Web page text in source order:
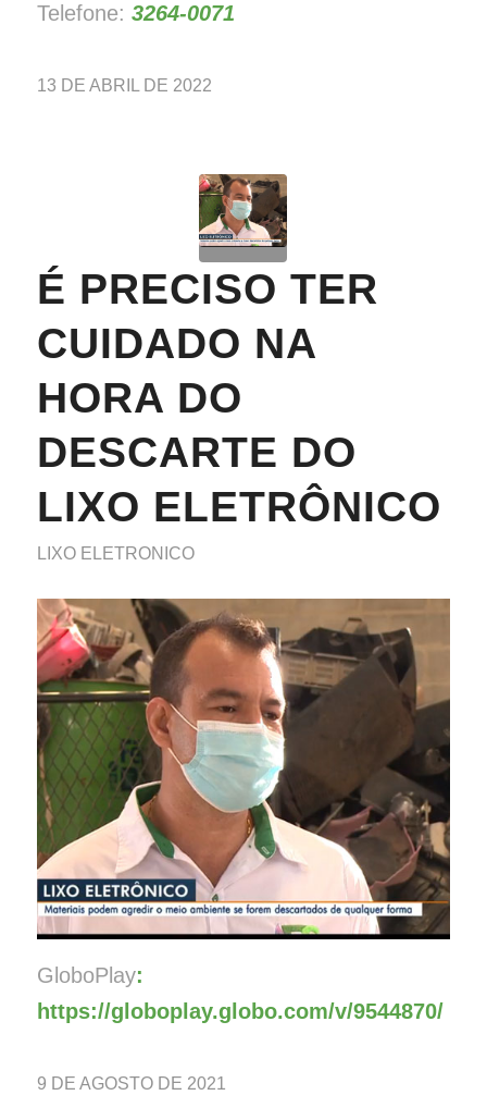
Telefone: 3264-0071
13 DE ABRIL DE 2022
É PRECISO TER
CUIDADO NA
HORA DO
DESCARTE DO
LIXO ELETRÔNICO
LIXO ELETRONICO
GloboPlay:
https://globoplay.globo.com/v/9544870/
9 DE AGOSTO DE 2021